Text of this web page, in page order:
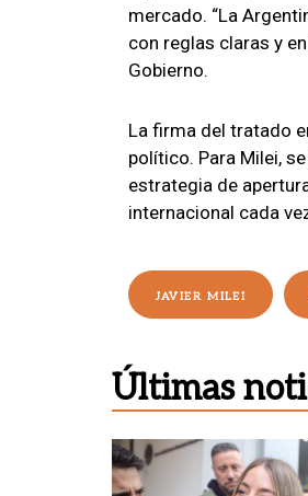
mercado. “La
con reglas claras y
Gobierno.
La firma del tratado
político. Para Milei,
estrategia de
internacional cada
JAVIER MILEI
Últimas